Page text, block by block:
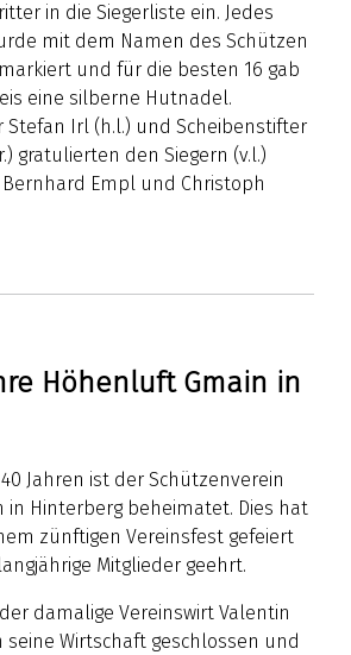
in die Siegerliste ein. Jedes
mit dem Namen des Schützen
und für die besten 16 gab
eine silberne Hutnadel.
Stefan Irl (h.l.) und Scheibenstifter
gratulierten den Siegern (v.l.)
Bernhard Empl und Christoph
Höhenluft Gmain in
Jahren ist der Schützenverein
in Hinterberg beheimatet. Dies hat
zünftigen Vereinsfest gefeiert
Mitglieder geehrt.
der damalige Vereinswirt Valentin
seine Wirtschaft geschlossen und